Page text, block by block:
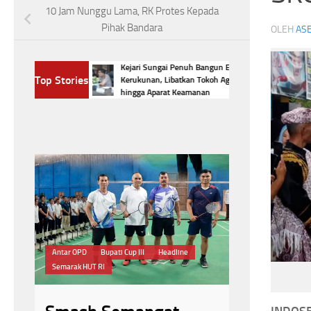
OLEH
10 Jam Nunggu Lama, RK Protes Kepada
Pihak Bandara
Top Stories
HUT RI
Kejari Sungai Penuh Bangun Benteng
Kerukunan, Libatkan Tokoh Agama
hingga Aparat Keamanan
Antar OPD Bupati Cup III
Headline
Semarak HUT RI
Headline
Pengawasan
Rapat Koordinasi
Kejari